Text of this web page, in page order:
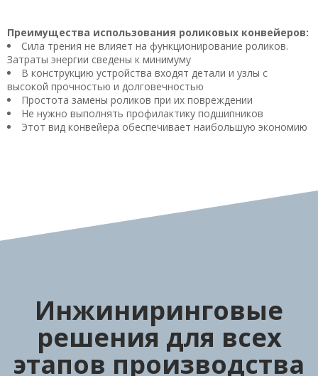
Преимущества использования роликовых конвейеров:
Сила трения не влияет на функционирование роликов.
Затраты энергии сведены к минимуму
В конструкцию устройства входят детали и узлы с
высокой прочностью и долговечностью
Простота замены роликов при их повреждении
Не нужно выполнять профилактику подшипников
Этот вид конвейера обеспечивает наибольшую экономию
Инжиниринговые
решения для всех
этапов производства